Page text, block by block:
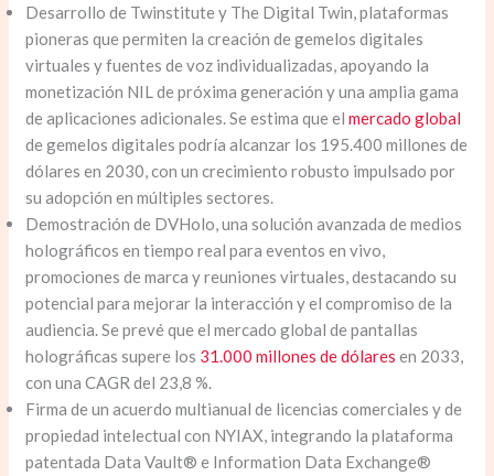
Desarrollo de Twinstitute y The Digital Twin, plataformas
pioneras que permiten la creación de gemelos digitales
virtuales y fuentes de voz individualizadas, apoyando la
monetización NIL de próxima generación y una amplia gama
de aplicaciones adicionales. Se estima que elmercado global
de gemelos digitales podría alcanzar los 195.400 millones de
dólares en 2030, con un crecimiento robusto impulsado por
su adopción en múltiples sectores.
Demostración de DVHolo, una solución avanzada de medios
holográficos en tiempo real para eventos en vivo,
promociones de marca y reuniones virtuales, destacando su
potencial para mejorar la interacción y el compromiso de la
audiencia. Se prevé que el mercado global de pantallas
holográficas supere los 31.000 millones de dólares en 2033,
con una CAGR del 23,8 %.
Firma de un acuerdo multianual de licencias comerciales y de
propiedad intelectual con NYIAX, integrando la plataforma
patentada Data Vault® e Information Data Exchange®